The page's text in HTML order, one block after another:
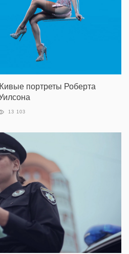
портреты Роберта
13 103